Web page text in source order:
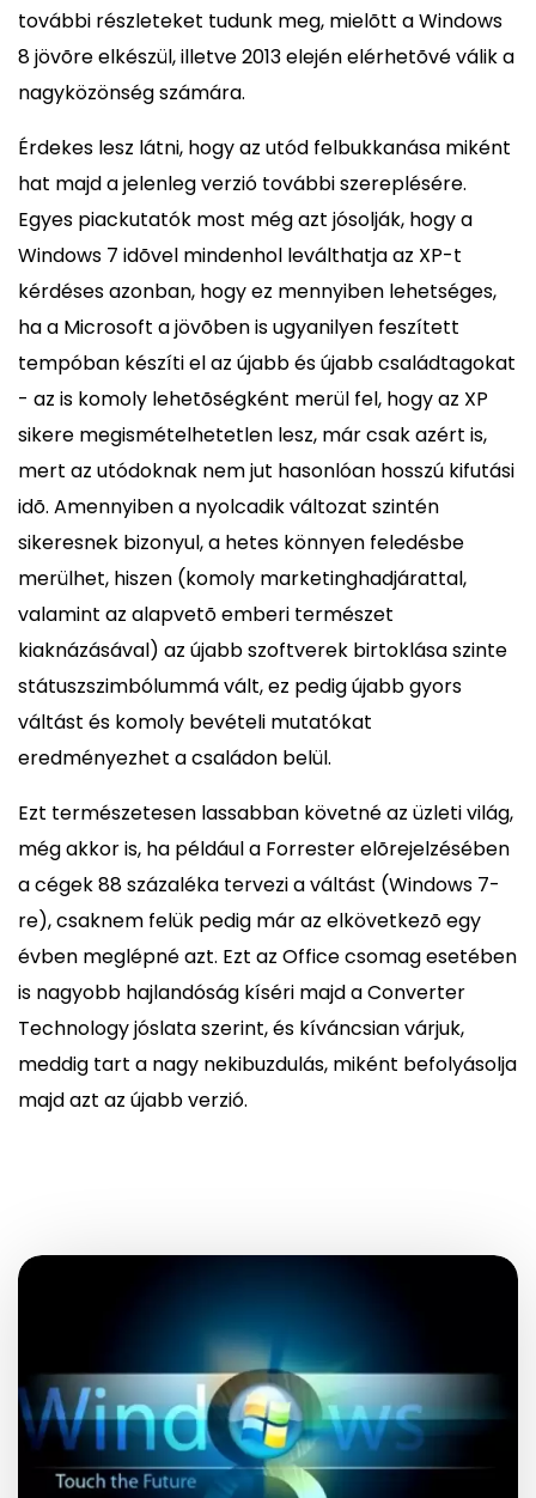
további részleteket tudunk meg, mielõtt a Windows
8 jövõre elkészül, illetve 2013 elején elérhetõvé válik a
nagyközönség számára.
Érdekes lesz látni, hogy az utód felbukkanása miként
hat majd a jelenleg verzió további szereplésére.
Egyes piackutatók most még azt jósolják, hogy a
Windows 7 idõvel mindenhol leválthatja az XP-t
kérdéses azonban, hogy ez mennyiben lehetséges,
ha a Microsoft a jövõben is ugyanilyen feszített
tempóban készíti el az újabb és újabb családtagokat
- az is komoly lehetõségként merül fel, hogy az XP
sikere megismételhetetlen lesz, már csak azért is,
mert az utódoknak nem jut hasonlóan hosszú kifutási
idõ. Amennyiben a nyolcadik változat szintén
sikeresnek bizonyul, a hetes könnyen feledésbe
merülhet, hiszen (komoly marketinghadjárattal,
valamint az alapvetõ emberi természet
kiaknázásával) az újabb szoftverek birtoklása szinte
státuszszimbólummá vált, ez pedig újabb gyors
váltást és komoly bevételi mutatókat
eredményezhet a családon belül.
Ezt természetesen lassabban követné az üzleti világ,
még akkor is, ha például a Forrester elõrejelzésében
a cégek 88 százaléka tervezi a váltást (Windows 7-
re), csaknem felük pedig már az elkövetkezõ egy
évben meglépné azt. Ezt az Office csomag esetében
is nagyobb hajlandóság kíséri majd a Converter
Technology jóslata szerint, és kíváncsian várjuk,
meddig tart a nagy nekibuzdulás, miként befolyásolja
majd azt az újabb verzió.